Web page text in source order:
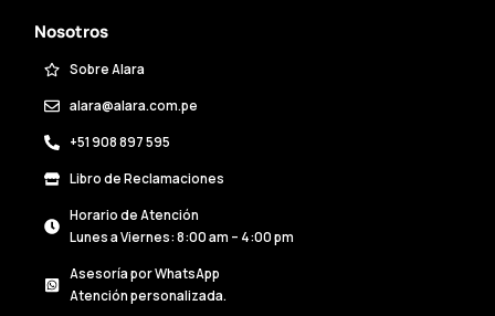
Nosotros
Sobre Alara
alara@alara.com.pe
+51 908 897 595
Libro de Reclamaciones
Horario de Atención
Lunes a Viernes: 8:00 am – 4:00 pm
Asesoría por WhatsApp
Atención personalizada.